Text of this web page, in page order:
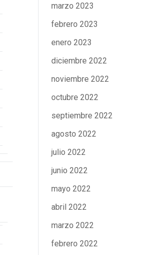
marzo 2023
febrero 2023
enero 2023
diciembre 2022
noviembre 2022
octubre 2022
septiembre 2022
agosto 2022
julio 2022
junio 2022
mayo 2022
abril 2022
marzo 2022
febrero 2022